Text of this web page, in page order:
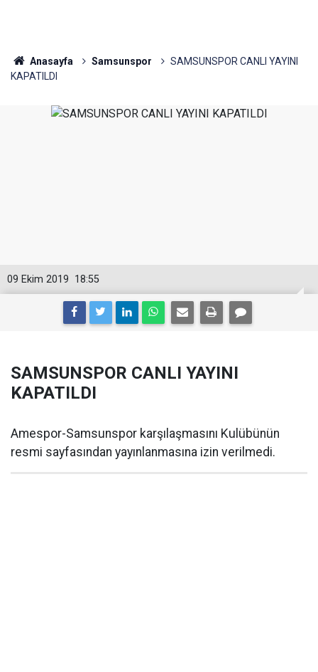
Anasayfa Samsunspor
SAMSUNSPOR CANLI YAYINI
KAPATILDI
18:55
09 Ekim 2019
SAMSUNSPOR CANLI YAYINI
KAPATILDI
Amespor-Samsunspor karşılaşmasını Kulübünün
resmi sayfasından yayınlanmasına izin verilmedi.